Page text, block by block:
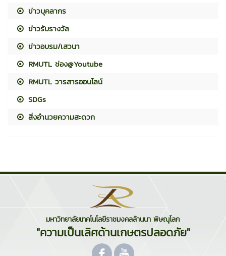
ข่าวบุคลากร
ข่าวรับรางวัล
ข่าวอบรม/เสวนา
RMUTL ช่อง@Youtube
RMUTL วารสารออนไลน์
SDGs
สิ่งอำนวยความสะดวก
มหาวิทยาลัยเทคโนโลยีราชมงคลล้านนา พิษณุโลก
"ความเป็นเลิศด้านเกษตรปลอดภัย"